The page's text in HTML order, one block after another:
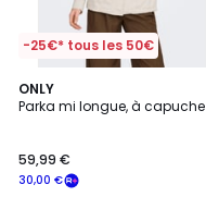
-25€* tous les 50€
ONLY
Parka mi longue, à capuche
30,00 €
59,99 €
5
/
2
Couleurs